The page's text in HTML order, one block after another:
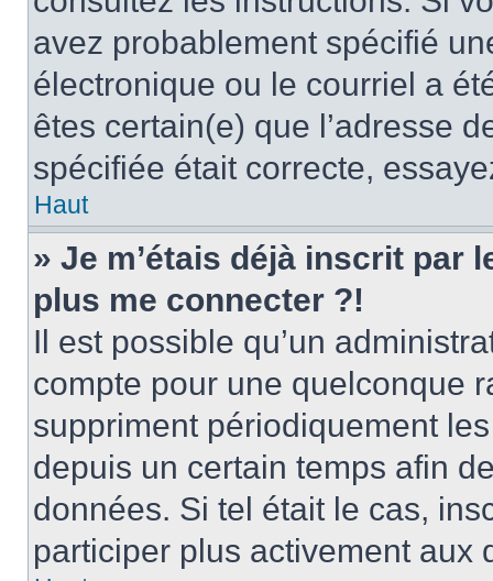
avez probablement spécifié
électronique ou le courriel a
êtes certain(e) que l’adresse
spécifiée était correcte,
Haut
» Je m’étais déjà inscrit par
plus me connecter ?!
Il est possible qu’un
compte pour une quelconque
suppriment périodiquement
depuis un certain temps afin
données. Si tel était le cas,
participer plus activement aux